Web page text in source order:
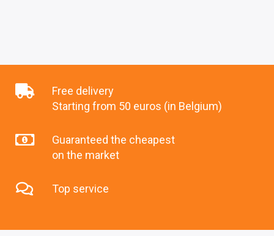
Free delivery
Starting from 50 euros (in Belgium)
Guaranteed the cheapest
on the market
Top service